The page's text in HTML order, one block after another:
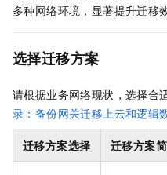
多种网络环境，显著提升迁移
选择迁移方案
请根据业务网络现状，选择合
录：备份网关迁移上云和逻辑
迁移方案选择 迁移方案